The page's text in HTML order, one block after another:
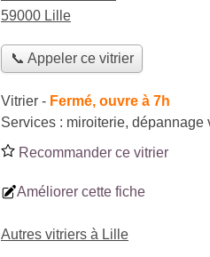
59000 Lille
📞 Appeler ce vitrier
Vitrier - Fermé, ouvre à 7h
Services : miroiterie, dépannage
Recommander ce vitrier
Améliorer cette fiche
Autres vitriers à Lille